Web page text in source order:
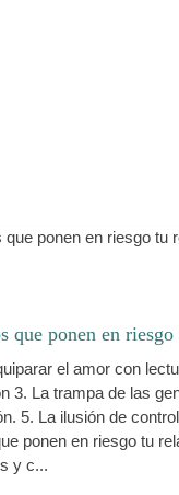
que ponen en
el amor con
3. La trampa de las
5. La ilusión de
ponen en riesgo tu
y c...